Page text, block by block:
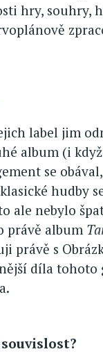
hry, souhry,
label jim
album (i
se
hudby
ale nebylo
právě album
právě s
díla tohoto